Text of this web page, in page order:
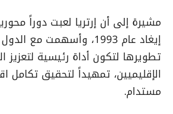
مشيرة إلى أن إرتريا لعبت دوراً
إيغاد عام 1993، وأسهمت مع
تطويرها لتكون أداة رئيسية لتعزيز
الإقليميين، تمهيداً لتحقيق تكامل
مستدام.